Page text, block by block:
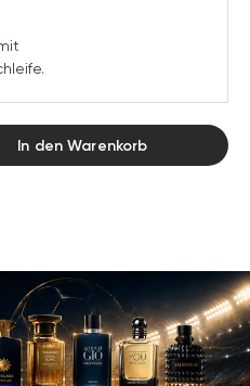
den gewünschten
In den Warenkorb